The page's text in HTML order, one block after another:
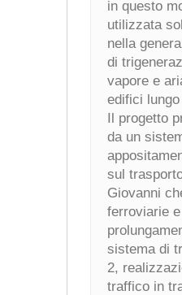
in questo
utilizzata
nella
di
vapore e
edifici lungo
Il progetto
da un
sul
Giovanni
ferroviarie
sistema di
2,
traffico in